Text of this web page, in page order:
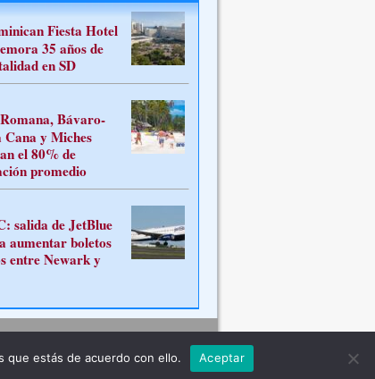
Fiesta Hotel
35 años de
en SD
Bávaro-
Cana y Miches
el 80% de
promedio
salida de JetBlue
aumentar boletos
entre Newark y
que estás de acuerdo con ello. Aceptar